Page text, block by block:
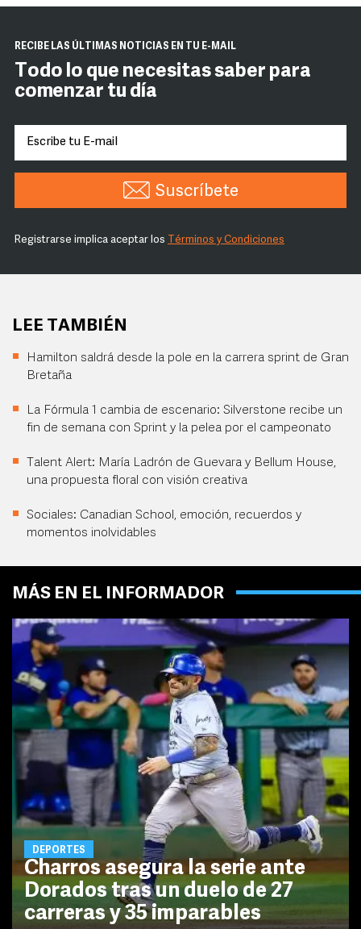
RECIBE LAS ÚLTIMAS NOTICIAS EN TU E-MAIL
Todo lo que necesitas saber para
comenzar tu día
Suscríbete
Registrarse implica aceptar los Términos y Condiciones
LEE TAMBIÉN
Hamilton saldrá desde la pole en la carrera sprint de Gran
Bretaña
La Fórmula 1 cambia de escenario: Silverstone recibe un
fin de semana con Sprint y la pelea por el campeonato
Talent Alert: María Ladrón de Guevara y Bellum House,
una propuesta floral con visión creativa
Sociales: Canadian School, emoción, recuerdos y
momentos inolvidables
MÁS EN EL INFORMADOR
DEPORTES
Charros asegura la serie ante
Dorados tras un duelo de 27
carreras y 35 imparables